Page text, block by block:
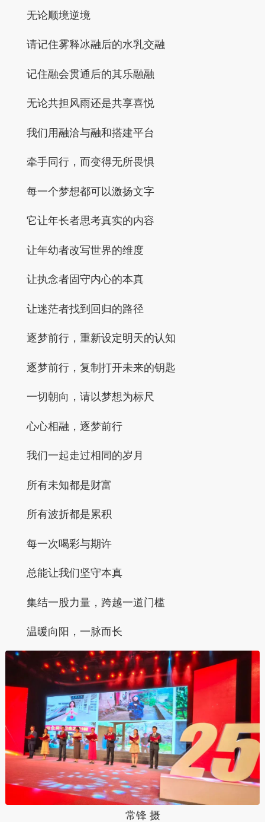
无论顺境逆境
请记住雾释冰融后的水乳交融
记住融会贯通后的其乐融融
无论共担风雨还是共享喜悦
我们用融洽与融和搭建平台
牵手同行，而变得无所畏惧
每一个梦想都可以激扬文字
它让年长者思考真实的内容
让年幼者改写世界的维度
让执念者固守内心的本真
让迷茫者找到回归的路径
逐梦前行，重新设定明天的认知
逐梦前行，复制打开未来的钥匙
一切朝向，请以梦想为标尺
心心相融， 逐梦前行
我们一起走过相同的岁月
所有未知都是财富
所有波折都是累积
每一次喝彩与期许
总能让我们坚守本真
集结一股力量，跨越一道门槛
温暖向阳，一脉而长
常锋 摄